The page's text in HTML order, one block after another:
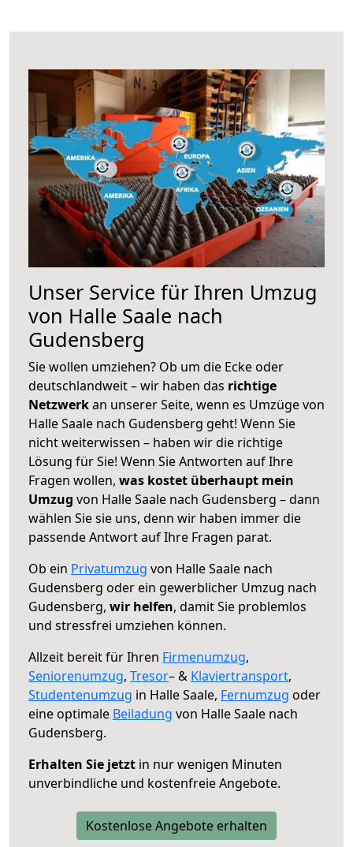
Unser Service für Ihren Umzug
von Halle Saale nach
Gudensberg
Sie wollen umziehen? Ob um die Ecke oder
deutschlandweit – wir haben das richtige
Netzwerkan unserer Seite, wenn es Umzüge von
Halle Saale nach Gudensberg geht! Wenn Sie
nicht weiterwissen – haben wir die richtige
Lösung für Sie! Wenn Sie Antworten auf Ihre
Fragen wollen, was kostet überhaupt mein
Umzug von Halle Saale nach Gudensberg – dann
wählen Sie sie uns, denn wir haben immer die
passende Antwort auf Ihre Fragen parat.
Ob ein Privatumzug von Halle Saale nach
Gudensberg oder ein gewerblicher Umzug nach
Gudensberg, wir helfen, damit Sie problemlos
und stressfrei umziehen können.
Allzeit bereit für Ihren Firmenumzug,
Seniorenumzug, Tresor– & Klaviertransport,
Studentenumzug in Halle Saale, Fernumzug oder
eine optimale Beiladung von Halle Saale nach
Gudensberg.
Erhalten Sie jetzt in nur wenigen Minuten
unverbindliche und kostenfreie Angebote.
Kostenlose Angebote erhalten